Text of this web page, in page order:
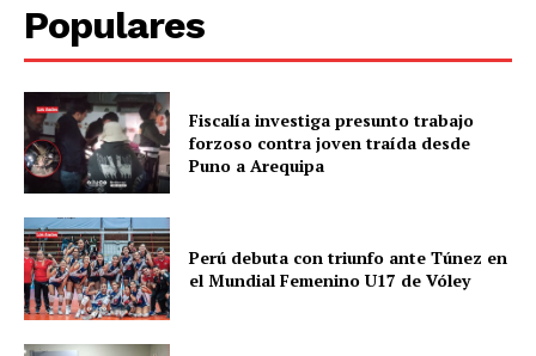
Populares
Fiscalía investiga presunto trabajo
forzoso contra joven traída desde
Puno a Arequipa
Perú debuta con triunfo ante Túnez en
el Mundial Femenino U17 de Vóley